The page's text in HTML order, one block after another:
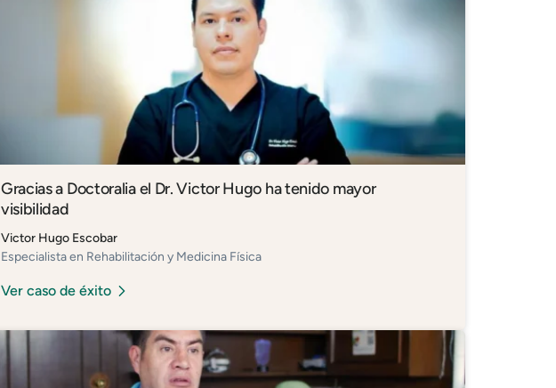
Gracias a Doctoralia el Dr. Victor Hugo ha tenido mayor
visibilidad
Victor Hugo Escobar
Especialista en Rehabilitación y Medicina Física
Ver caso de éxito